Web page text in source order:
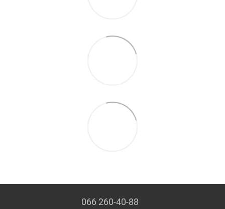
066 260-40-88